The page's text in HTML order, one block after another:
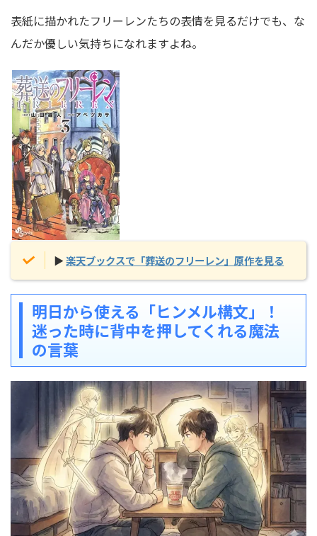
表紙に描かれたフリーレンたちの表情を見るだけでも、な
んだか優しい気持ちになれますよね。
▶楽天ブックスで「葬送のフリーレン」原作を見る
明日から使える「ヒンメル構文」！
迷った時に背中を押してくれる魔法
の言葉